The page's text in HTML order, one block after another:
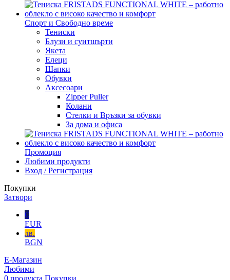
Спорт и Свободно време
Тениски
Блузи и суитшърти
Якета
Елеци
Шапки
Обувки
Аксесоари
Zipper Puller
Колани
Стелки и Връзки за обувки
За дома и офиса
Промоция
Любими продукти
Вход / Регистрация
Покупки
Затвори
€
EUR
лв.
BGN
Е-Магазин
Любими
0 продукта Покупки